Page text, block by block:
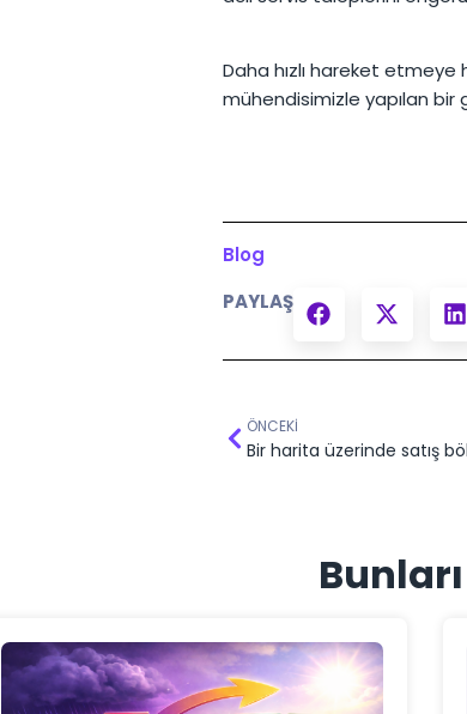
Daha hızlı hareket etmeye
mühendisimizle yapılan bir
Blog
PAYLAŞ
ÖNCEKI